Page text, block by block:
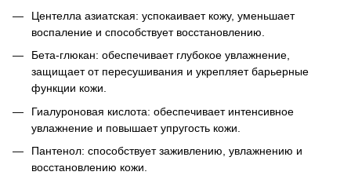
Центелла азиатская: успокаивает кожу, уменьшает
воспаление и способствует восстановлению.
Бета-глюкан: обеспечивает глубокое увлажнение,
защищает от пересушивания и укрепляет барьерные
функции кожи.
Гиалуроновая кислота: обеспечивает интенсивное
увлажнение и повышает упругость кожи.
Пантенол: способствует заживлению, увлажнению и
восстановлению кожи.